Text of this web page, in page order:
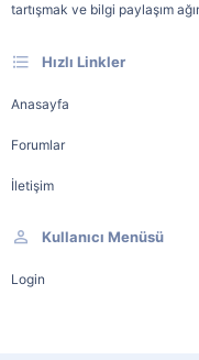
tartışmak ve bilgi paylaşım
Hızlı Linkler
Anasayfa
Forumlar
İletişim
Kullanıcı Menüsü
Login